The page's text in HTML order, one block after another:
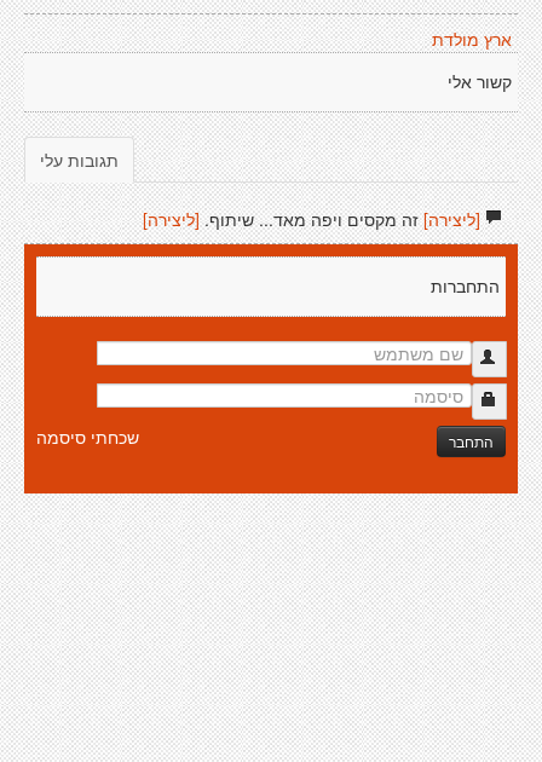
ארץ מולדת
קשור אלי
תגובות עלי
[ליצירה]זה מקסים ויפה מאד... שיתוף. [ליצירה]
התחברות
התחבר שכחתי סיסמה